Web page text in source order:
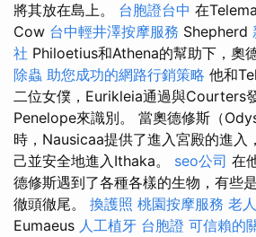
將其放在島上。 台胞證台中 在
Cow 台中輕井澤按摩服務 Shepherd
社 Philoetius和Athena的幫助下，奧
除蟲 助您成功的網路行銷策略 他和
二位女僕，Eurikleia通過與Courters
Penelope來識別。 當奧德修斯（
時，Nausicaa提供了進入宮殿的進入
己並安全地進入Ithaka。 seo公司 在
德修斯遇到了各種各樣的生物，有些
徹頭徹尾。 換護照 桃園按摩服務 老
Eumaeus 人工植牙 台胞證 可信賴的